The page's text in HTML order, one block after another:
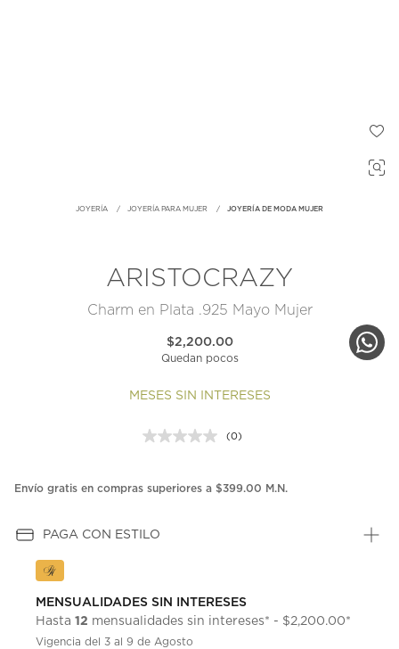
JOYERÍA JOYERÍA PARA MUJER JOYERÍA DE MODA MUJER
ARISTOCRAZY
Charm en Plata .925 Mayo Mujer
$2,200.00
Quedan pocos
MESES SIN INTERESES
Sin
en
(0)
Envío gratis en compras superiores a $399.00 M.N.
PAGA CON ESTILO
MENSUALIDADES SIN INTERESES
Hasta 12 mensualidades sin intereses* - $2,200.00*
Vigencia del 3 al 9 de Agosto